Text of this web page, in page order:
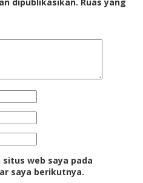
situs web saya pada
saya berikutnya.